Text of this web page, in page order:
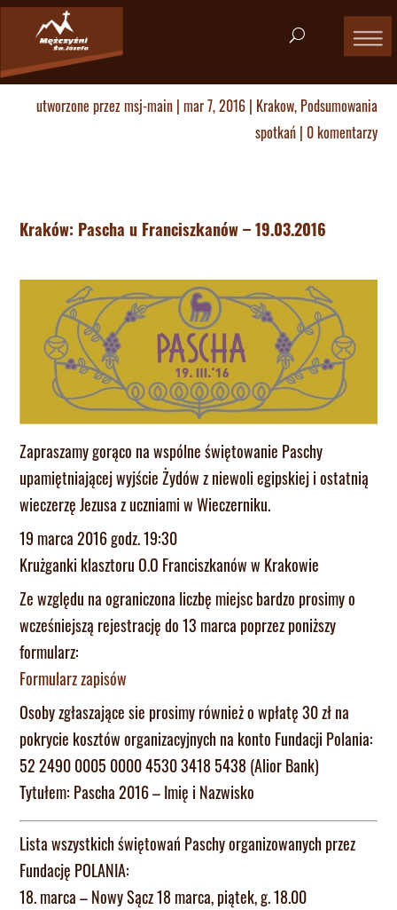
utworzone przezmsj-main| mar 7, 2016| Krakow, Podsumowania
spotkań| 0 komentarzy
Kraków: Pascha u Franciszkanów – 19.03.2016
Zapraszamy gorąco na wspólne świętowanie Paschy
upamiętniającej wyjście Żydów z niewoli egipskiej i ostatnią
wieczerzę Jezusa z uczniami w Wieczerniku.
19 marca 2016 godz. 19:30
Krużganki klasztoru O.O Franciszkanów w Krakowie
Ze względu na ograniczona liczbę miejsc bardzo prosimy o
wcześniejszą rejestrację do 13 marca poprzez poniższy
formularz:
Formularz zapisów
Osoby zgłaszające sie prosimy również o wpłatę 30 zł na
pokrycie kosztów organizacyjnych na konto Fundacji Polania:
52 2490 0005 0000 4530 3418 5438 (Alior Bank)
Tytułem: Pascha 2016 – Imię i Nazwisko
Lista wszystkich świętowań Paschy organizowanych przez
Fundację POLANIA:
18. marca – Nowy Sącz 18 marca, piątek, g. 18.00